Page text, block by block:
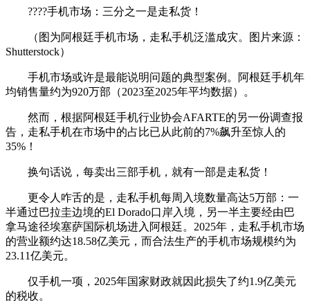
????手机市场：三分之一是走私货！
（图为阿根廷手机市场，走私手机泛滥成灾。图片来源：
Shutterstock）
手机市场或许是最能说明问题的典型案例。阿根廷手机年
均销售量约为920万部（2023至2025年平均数据）。
然而，根据阿根廷手机行业协会AFARTE的另一份调查报
告，走私手机在市场中的占比已从此前的7%飙升至惊人的
35%！
换句话说，每卖出三部手机，就有一部是走私货！
更令人咋舌的是，走私手机每周入境数量高达5万部：一
半通过巴拉圭边境的El Dorado口岸入境，另一半主要经由巴
拿马途径埃塞萨国际机场进入阿根廷。2025年，走私手机市场
的营业额约达18.58亿美元，而合法生产的手机市场规模约为
23.11亿美元。
仅手机一项，2025年国家财政就因此损失了约1.9亿美元
的税收。